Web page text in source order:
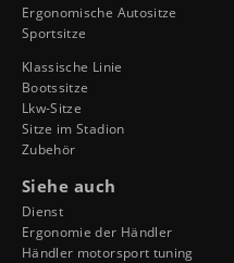
Ergonomische Autositze
Sportsitze
Klassische Linie
Bootssitze
Lkw-Sitze
Sitze im Stadion
Zubehör
Siehe auch
Dienst
Ergonomie der Händler
Händler motorsport tuning